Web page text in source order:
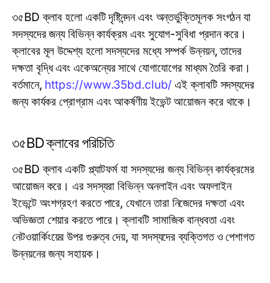
৩৫BD ক্লাব হলো একটি দৃষ্টিনন্দন এবং অন্তর্ভুক্তিমূলক সংগঠন যা
সদস্যদের জন্য বিভিন্ন কার্যক্রম এবং সুযোগ-সুবিধা প্রদান করে।
ক্লাবের মূল উদ্দেশ্য হলো সদস্যদের মধ্যে সম্পর্ক উন্নয়ন, তাদের
দক্ষতা বৃদ্ধি এবং একেঅন্যের সাথে যোগাযোগের মাধ্যম তৈরি করা।
বর্তমানে, https://www.35bd.club/ এই ক্লাবটি সদস্যদের
জন্য কার্যকর প্রোগ্রাম এবং আকর্ষণীয় ইভেন্ট আয়োজন করে থাকে।
৩৫BD ক্লাবের পরিচিতি
৩৫BD ক্লাব একটি প্ল্যাটফর্ম যা সদস্যদের জন্য বিভিন্ন কার্যক্রমের
আয়োজন করে। এর সদস্যরা বিভিন্ন অনলাইন এবং অফলাইন
ইভেন্টে অংশগ্রহণ করতে পারে, যেখানে তারা নিজেদের দক্ষতা এবং
অভিজ্ঞতা শেয়ার করতে পারে। ক্লাবটি সামাজিক বান্ধবতা এবং
নেটওয়ার্কিংয়ের উপর গুরুত্ব দেয়, যা সদস্যদের ব্যক্তিগত ও পেশাগত
উন্নয়নের জন্য সহায়ক।